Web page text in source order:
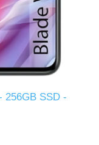
256GB SSD -